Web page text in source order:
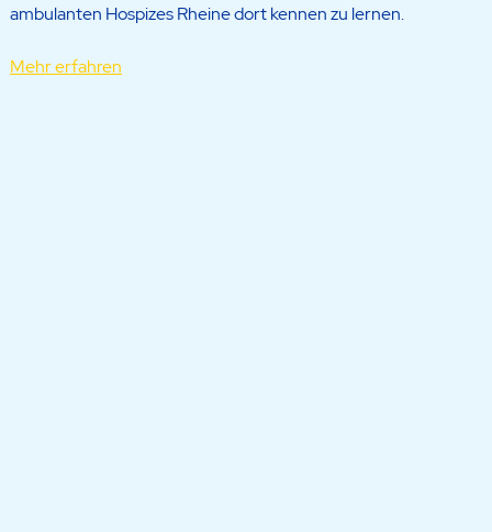
ambulanten Hospizes Rheine dort kennen zu lernen.
Mehr erfahren